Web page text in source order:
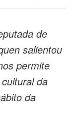
de
salientou
permite
da
da